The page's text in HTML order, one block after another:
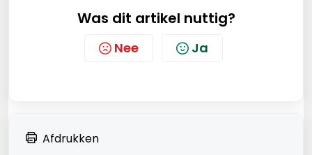
Was dit artikel nuttig?
Nee Ja
Afdrukken